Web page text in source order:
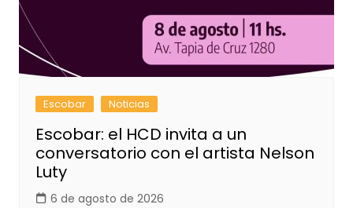
Escobar Noticias
Escobar: el HCD invita a un
conversatorio con el artista Nelson
Luty
6 de agosto de 2026